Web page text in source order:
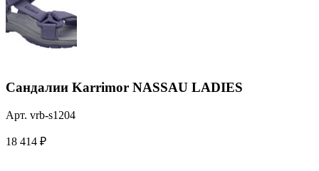
Сандалии Karrimor NASSAU LADIES
Арт. vrb-s1204
18 414 ₽